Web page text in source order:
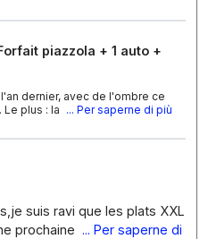
piazzola + 1 auto +
dernier, avec de l'ombre ce
plus : la ... Per saperne di più
suis ravi que les plats XXL
prochaine ... Per saperne di